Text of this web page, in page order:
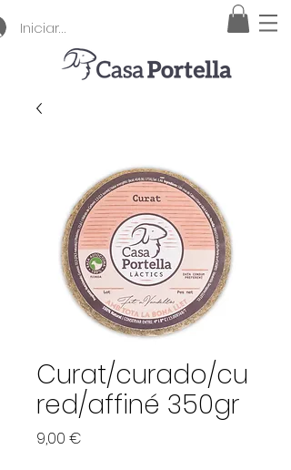
Iniciar sesión
Curat/curado/cu
red/affiné 350gr
9,00 €